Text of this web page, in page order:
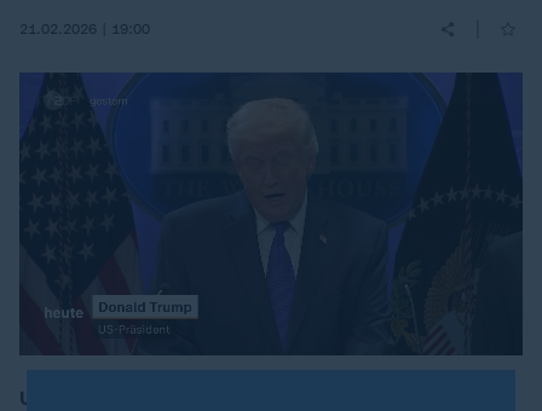
21.02.2026 | 19:00
US-Präsident Donald Trump kündigt einen neuen